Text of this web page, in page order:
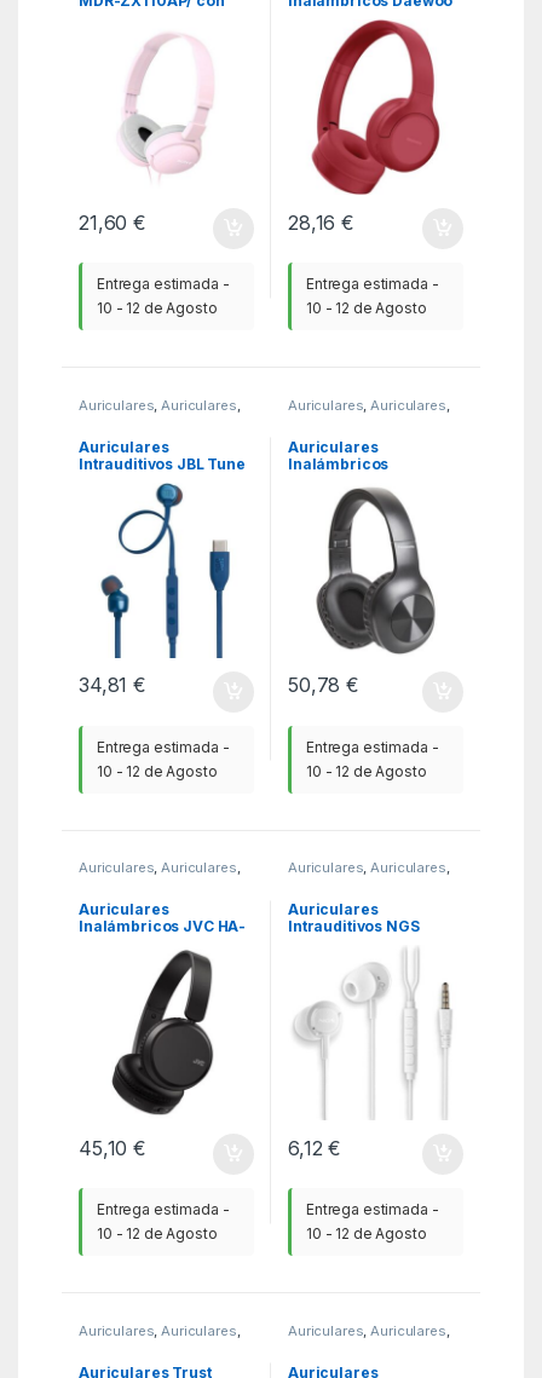
21,60€
Entrega estimada -
10 - 12 de Agosto
DW2026/ con
Micrófono/ Bluetooth/
28,16€
Entrega estimada -
10 - 12 de Agosto
Auriculares Auriculares
Auriculares
Intrauditivos JBL Tune
310C/ con Micrófono/
34,81€
Entrega estimada -
10 - 12 de Agosto
Auriculares Auriculares
Auriculares
Inalámbricos
HX220B/ con
Micrófono/ Bluetooth/
Negros
50,78€
Entrega estimada -
10 - 12 de Agosto
Auriculares,Auriculares,
Auriculares
Inalámbricos JVC HA-
Bluetooth/ Negros
45,10€
Entrega estimada -
10 - 12 de Agosto
Auriculares,Auriculares,
Auriculares
Intrauditivos NGS
Cross Drift/ con
Micrófono/ Jack 3.5/
Blancos
6,12€
Entrega estimada -
10 - 12 de Agosto
Auriculares Auriculares
Auriculares Trust
Auriculares Auriculares
Auriculares